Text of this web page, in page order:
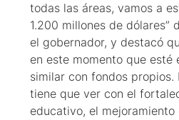
todas las áreas, vamos a
1.200 millones de dólares”
el gobernador, y destacó
en este momento que esté
similar con fondos propios.
tiene que ver con el
educativo, el